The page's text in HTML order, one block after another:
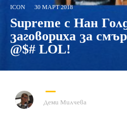
ICON 30 МАРТ 2018
Supreme с Нан
заговориха за
@$# LOL!
Деми Милчева